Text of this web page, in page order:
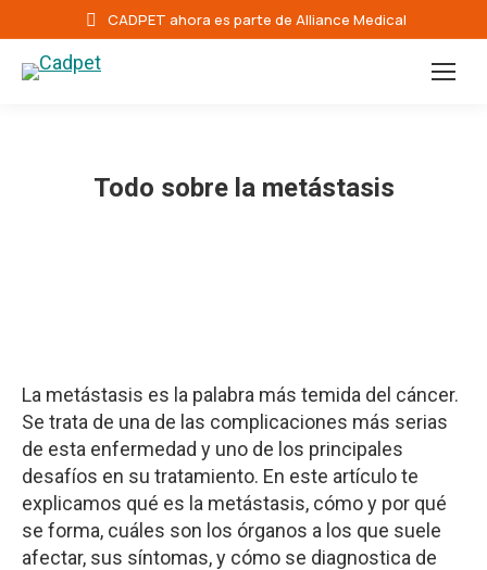
CADPET ahora es parte de Alliance Medical
Todo sobre la metástasis
La metástasis es la palabra más temida del cáncer.
Se trata de una de las complicaciones más serias
de esta enfermedad y uno de los principales
desafíos en su tratamiento. En este artículo te
explicamos qué es la metástasis, cómo y por qué
se forma, cuáles son los órganos a los que suele
afectar, sus síntomas, y cómo se diagnostica de